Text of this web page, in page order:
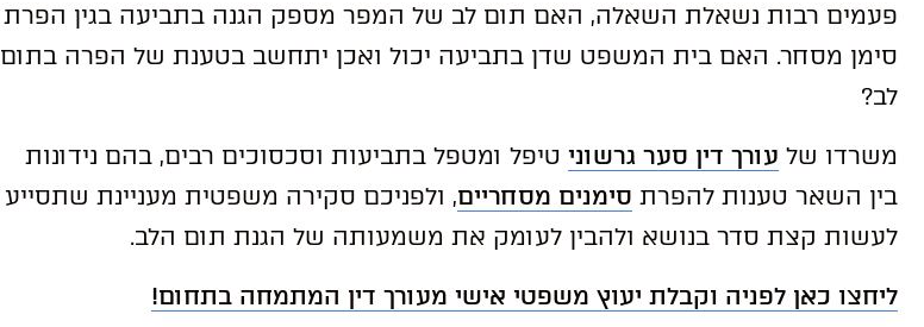
פעמים רבות נשאלת השאלה, האם תום לב של המפר מספק הגנה בתביעה בגין הפרת
סימן מסחר. האם בית המשפט שדן בתביעה יכול ואכן יתחשב בטענת של הפרה בתום
לב?
משרדו של עורך דין סער גרשוני טיפל ומטפל בתביעות וסכסוכים רבים, בהם נידונות
בין השאר טענות להפרת סימנים מסחריים, ולפניכם סקירה משפטית מעניינת שתסייע
לעשות קצת סדר בנושא ולהבין לעומק את משמעותה של הגנת תום הלב.
ליחצו כאן לפניה וקבלת יעוץ משפטי אישי מעורך דין המתמחה בתחום!